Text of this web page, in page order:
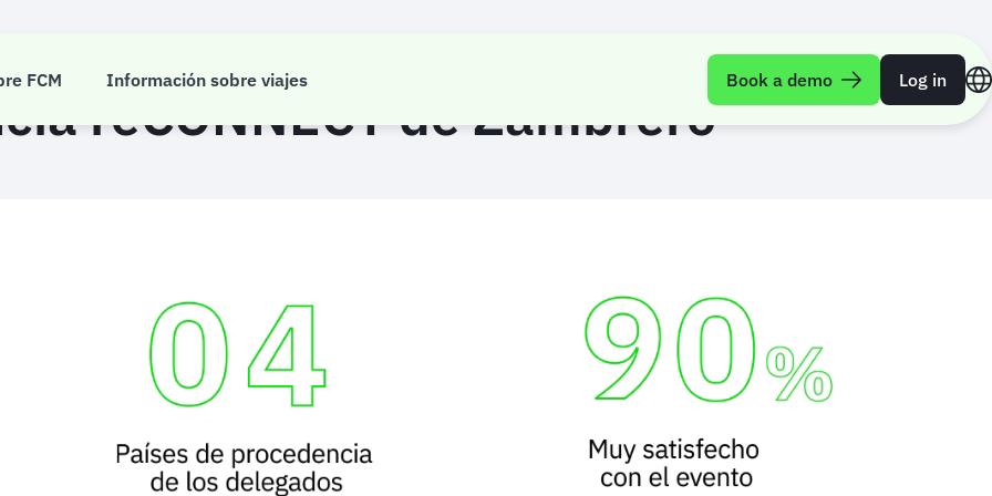
FCM Información sobre viajes Book a demo Log in
Caso de estudio
reCONNECT de Zambrero